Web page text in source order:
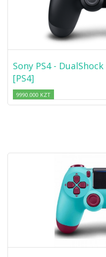
Sony PS4 -
[PS4]
9990.000 KZT